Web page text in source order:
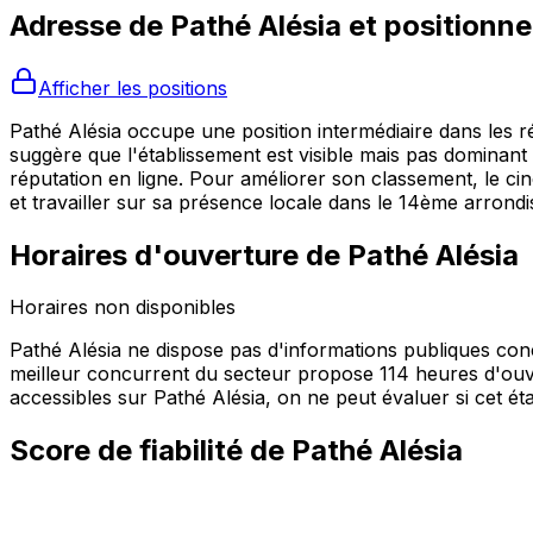
Adresse de Pathé Alésia et
Afficher les positions
Pathé Alésia occupe une position intermédiaire dans les
suggère que l'établissement est visible mais pas
réputation en ligne. Pour améliorer son classement, le
et travailler sur sa présence locale dans le 14ème
Horaires d'ouverture de Pathé Alésia
Horaires non disponibles
Pathé Alésia ne dispose pas d'informations publiques
meilleur concurrent du secteur propose 114 heures
accessibles sur Pathé Alésia, on ne peut évaluer si cet
Score de fiabilité de Pathé Alésia